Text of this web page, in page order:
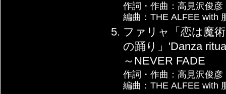
作詞・作曲：高見沢俊彦
編曲：THE ALFEE with
ファリャ「恋は魔
の踊り」'Danza
～NEVER FADE
作詞・作曲：高見沢俊彦
編曲：THE ALFEE with